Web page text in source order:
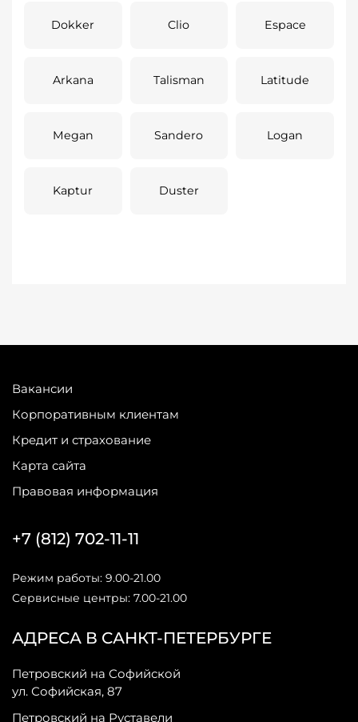
Dokker Clio Espace
Arkana Talisman Latitude
Megan Sandero Logan
Kaptur Duster
Вакансии
Корпоративным клиентам
Кредит и страхование
Карта сайта
Правовая информация
АДРЕСА В САНКТ-ПЕТЕРБУРГЕ
Петровский на Софийской
ул. Софийская, 87
Петровский на Руставели
+7 (812) 702-11-11
Режим работы: 9.00-21.00
Сервисные центры: 7.00-21.00